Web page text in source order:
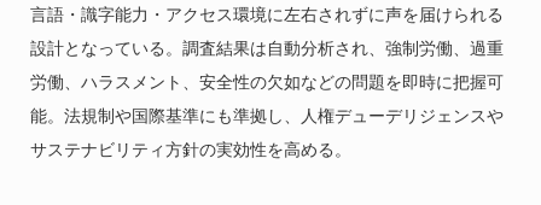
言語・識字能力・アクセス環境に左右されずに声を届けられる
設計となっている。調査結果は自動分析され、強制労働、過重
労働、ハラスメント、安全性の欠如などの問題を即時に把握可
能。法規制や国際基準にも準拠し、人権デューデリジェンスや
サステナビリティ方針の実効性を高める。